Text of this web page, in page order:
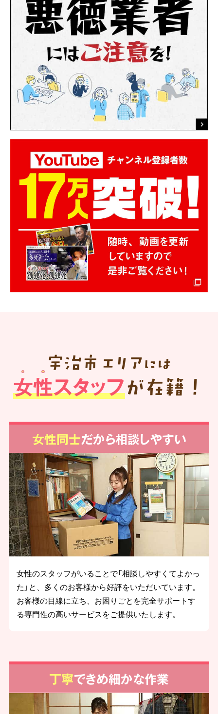
宇治市 エリア には
女性スタッフが在籍！
女性同士だから相談しやすい
女性のスタッフがいることで「相談しやすくてよかっ
た」と、多くのお客様から好評をいただいています。
お客様の目線に立ち、お困りごとを完全サポートす
る専門性の高いサービスをご提供いたします。
丁寧できめ細かな作業